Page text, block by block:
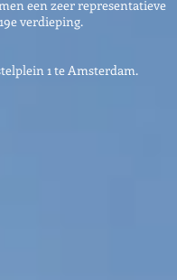
een zeer representatieve
verdieping.
1 te Amsterdam.